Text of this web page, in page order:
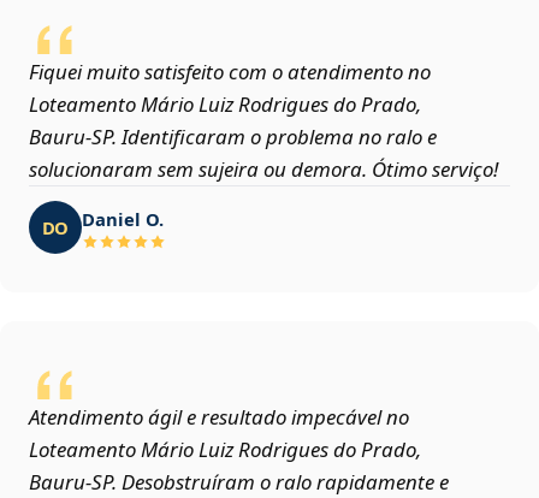
Fiquei muito satisfeito com o atendimento no
Loteamento Mário Luiz Rodrigues do Prado,
Bauru‑SP. Identificaram o problema no ralo e
solucionaram sem sujeira ou demora. Ótimo serviço!
DO Daniel O.
Atendimento ágil e resultado impecável no
Loteamento Mário Luiz Rodrigues do Prado,
Bauru‑SP. Desobstruíram o ralo rapidamente e